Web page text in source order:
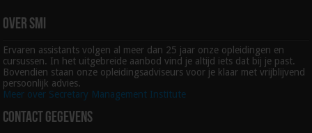
Over SMI
Ervaren assistants volgen al meer dan 25 jaar onze opleidingen en
cursussen. In het uitgebreide aanbod vind je altijd iets dat bij je past.
Bovendien staan onze opleidingsadviseurs voor je klaar met vrijblijvend
persoonlijk advies.
Meer over Secretary Management Institute
Contact gegevens